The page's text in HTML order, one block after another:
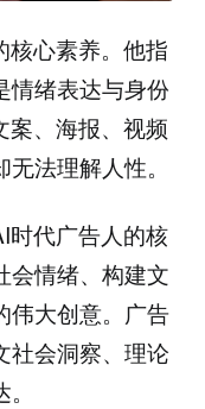
核心素养。他指
情绪表达与身份
案、海报、视频
法理解人性。
时代广告人的核
会情绪、构建文
伟大创意。广告
社会洞察、理论